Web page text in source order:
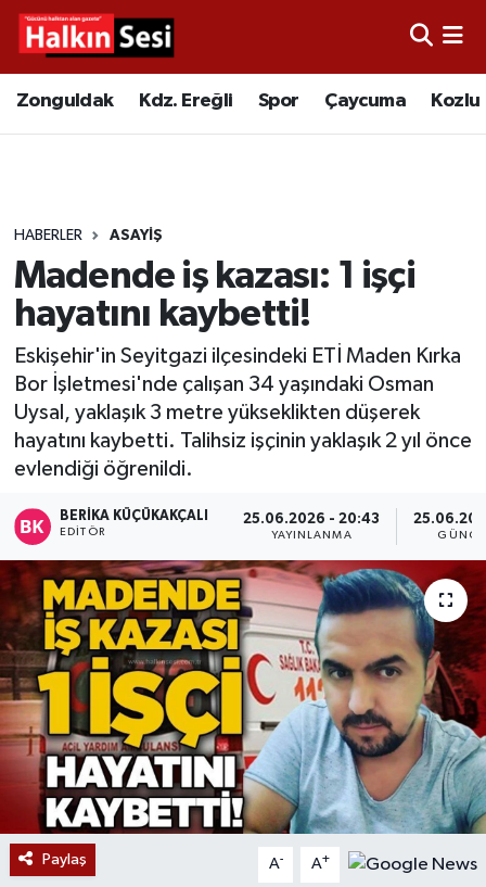
Zonguldak Kdz. Ereğli Spor Çaycuma Kozlu
HABERLER ASAYIŞ
Madende iş kazası: 1 işçi
hayatını kaybetti!
Eskişehir'in Seyitgazi ilçesindeki ETİ Maden Kırka
Bor İşletmesi'nde çalışan 34 yaşındaki Osman
Uysal, yaklaşık 3 metre yükseklikten düşerek
hayatını kaybetti. Talihsiz işçinin yaklaşık 2 yıl önce
evlendiği öğrenildi.
BERIKA KÜÇÜKAKÇALI
EDITÖR
25.06.2026 - 20:43
YAYINLANMA
Paylaş A- A+
Video
Çaycuma
Alaplı
Asayiş
Bartın
Karabük
Devrek
Bolu
ÇEVRE
BİLİM VE TEKNOLOJİ
DUNYA
Düzce
Eğitim
Merkez Hava Durumu
Süper Lig Puan Durumu ve Fikstür
Tüm Manşetler
Son Dakika Haberleri
Haber Arşivi